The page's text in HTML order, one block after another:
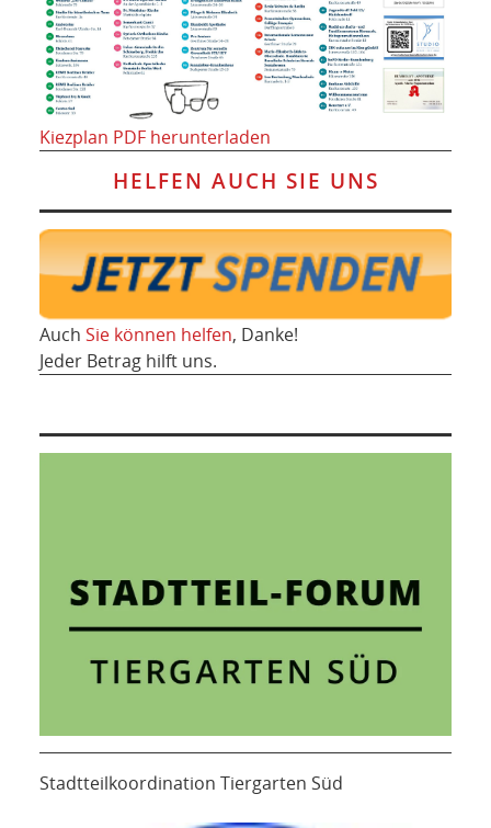
Kiezplan PDF herunterladen
HELFEN AUCH SIE UNS
Auch Sie können helfen, Danke!
Jeder Betrag hilft uns.
Stadtteilkoordination Tiergarten Süd